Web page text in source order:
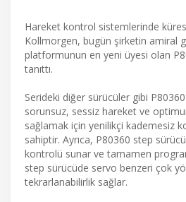
Hareket kontrol sistemlerinde
Kollmorgen, bugün şirketin amiral
platformunun en yeni üyesi olan
tanıttı.
Serideki diğer sürücüler gibi P80360
sorunsuz, sessiz hareket ve
sağlamak için yenilikçi kademesiz
sahiptir. Ayrıca, P80360 step
kontrolü sunar ve tamamen
step sürücüde servo benzeri çok
tekrarlanabilirlik sağlar.